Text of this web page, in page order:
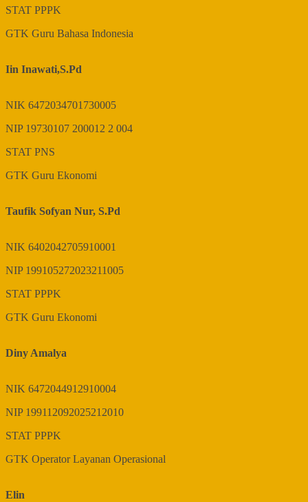
STAT PPPK
GTK Guru Bahasa Indonesia
Iin Inawati,S.Pd
NIK 6472034701730005
NIP 19730107 200012 2 004
STAT PNS
GTK Guru Ekonomi
Taufik Sofyan Nur, S.Pd
NIK 6402042705910001
NIP 199105272023211005
STAT PPPK
GTK Guru Ekonomi
Diny Amalya
NIK 6472044912910004
NIP 199112092025212010
STAT PPPK
GTK Operator Layanan Operasional
Elin